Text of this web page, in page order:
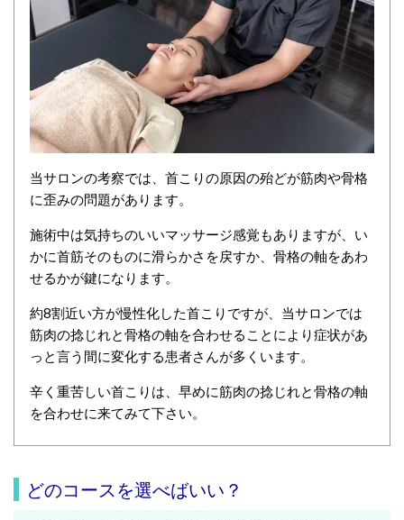
当サロンの考察では、首こりの原因の殆どが筋肉や骨格
に歪みの問題があります。
施術中は気持ちのいいマッサージ感覚もありますが、い
かに首筋そのものに滑らかさを戻すか、骨格の軸をあわ
せるかが鍵になります。
約8割近い方が慢性化した首こりですが、当サロンでは
筋肉の捻じれと骨格の軸を合わせることにより症状があ
っと言う間に変化する患者さんが多くいます。
辛く重苦しい首こりは、早めに筋肉の捻じれと骨格の軸
を合わせに来てみて下さい。
どのコースを選べばいい？